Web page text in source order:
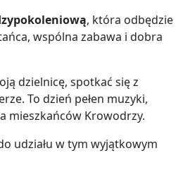
, która odbędzie
wspólna zabawa i dobra
dzielnicę, spotkać się z
To dzień pełen muzyki,
mieszkańców Krowodrzy.
udziału w tym wyjątkowym